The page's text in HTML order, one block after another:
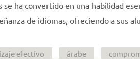
ha convertido en una habilidad
de idiomas, ofreciendo a sus
efectivo árabe